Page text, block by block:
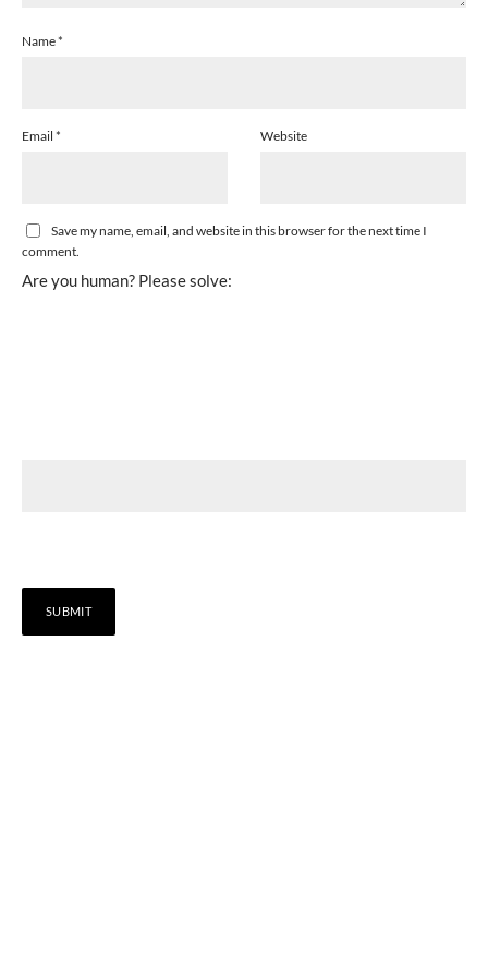
Name*
Email * Website
Save my name, email, and website in this browser for the next time I
comment.
Are you human? Please solve: